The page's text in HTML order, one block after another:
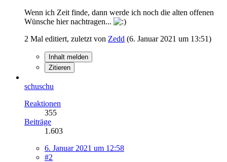
Wenn ich Zeit finde, dann werde ich noch die alten offenen
Wünsche hier nachtragen...
2 Mal editiert, zuletzt von Zedd (6. Januar 2021 um 13:51)
Inhalt melden
Zitieren
schuschu
Reaktionen
355
Beiträge
1.603
6. Januar 2021 um 12:58
#2